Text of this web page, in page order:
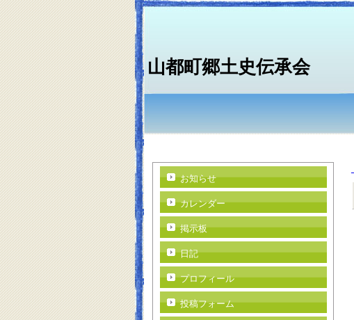
山都町郷土史伝承会
お知らせ
カレンダー
掲示板
日記
プロフィール
投稿フォーム